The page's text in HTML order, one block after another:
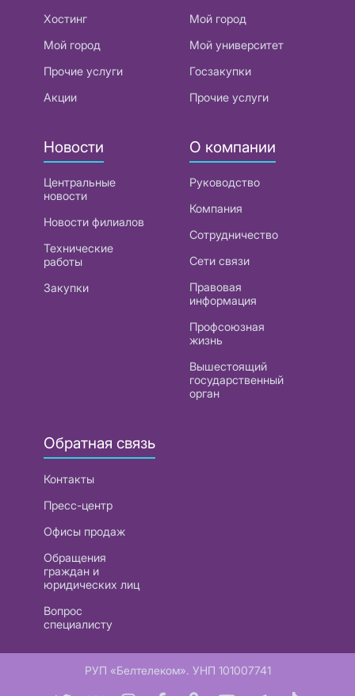
Хостинг
Мой город
Прочие услуги
Акции
Мой город
Мой университет
Госзакупки
Прочие услуги
Новости
Центральные
новости
Новости филиалов
Технические
работы
Закупки
О компании
Руководство
Компания
Сотрудничество
Сети связи
Правовая
информация
Профсоюзная
жизнь
Вышестоящий
государственный
орган
Обратная связь
Контакты
Пресс-центр
Офисы продаж
Обращения
граждан и
юридических лиц
Вопрос
специалисту
РУП «Белтелеком». УНП 101007741